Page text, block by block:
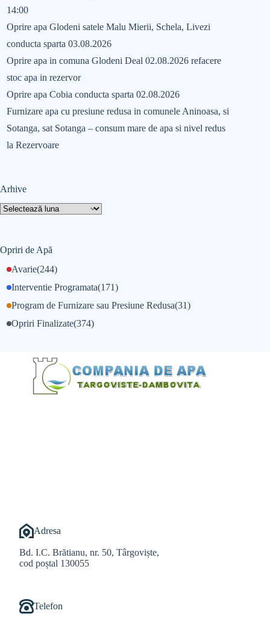
14:00
Oprire apa Glodeni satele Malu Mierii, Schela, Livezi
conducta sparta 03.08.2026
Oprire apa in comuna Glodeni Deal 02.08.2026 refacere
stoc apa in rezervor
Oprire apa Cobia conducta sparta 02.08.2026
Furnizare apa cu presiune redusa in comunele Aninoasa, si
Sotanga, sat Sotanga – consum mare de apa si nivel redus
la Rezervoare
Arhive
Opriri de Apă
Avarie(244)
Interventie Programata(171)
Opriri Finalizate(374)
Program de Furnizare sau Presiune Redusa(31)
Adresa
Bd. I.C. Brătianu, nr. 50, Târgoviște,
cod poștal 130055
Telefon